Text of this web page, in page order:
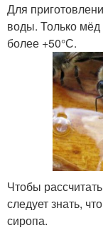
Для
воды. Только мёд
более +50°С.
Чтобы
следует знать,
сиропа.